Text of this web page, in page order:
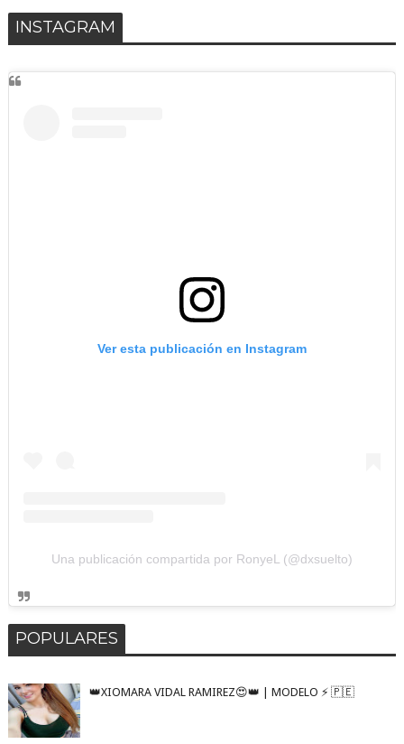
INSTAGRAM
Ver esta publicación en Instagram
Una publicación compartida por RonyeL (@dxsuelto)
POPULARES
👑XIOMARA VIDAL RAMIREZ😍👑 | MODELO ⚡️ 🇵🇪